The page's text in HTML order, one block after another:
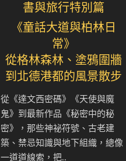
書與旅行特別篇
《童話大道與柏林日
常》
從格林森林、塗鴉圍牆
到北德港都的風景散步
從《達文西密碼》《天使與魔
鬼》到最新作品《秘密中的秘
密》，那些神祕符號、古老建
築、禁忌知識與地下組織，總像
一道道線索，把..